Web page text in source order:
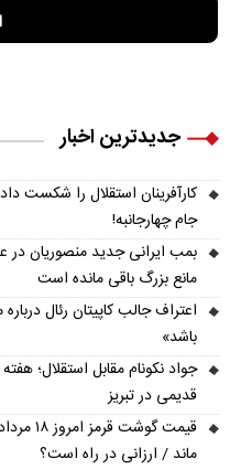
جدیدترین اخبار
کارآفرینان استقلال را شکست
جام چهارجانبه!
بمب ایرانی جدید منصوریان در
مانع بزرگ باقی مانده است
اعتراف جالب کاپیتان رئال
باشد»
جواد نکونام مقابل استقلال؛
قدیمی در تبریز
ماند / ارزانی در راه است؟